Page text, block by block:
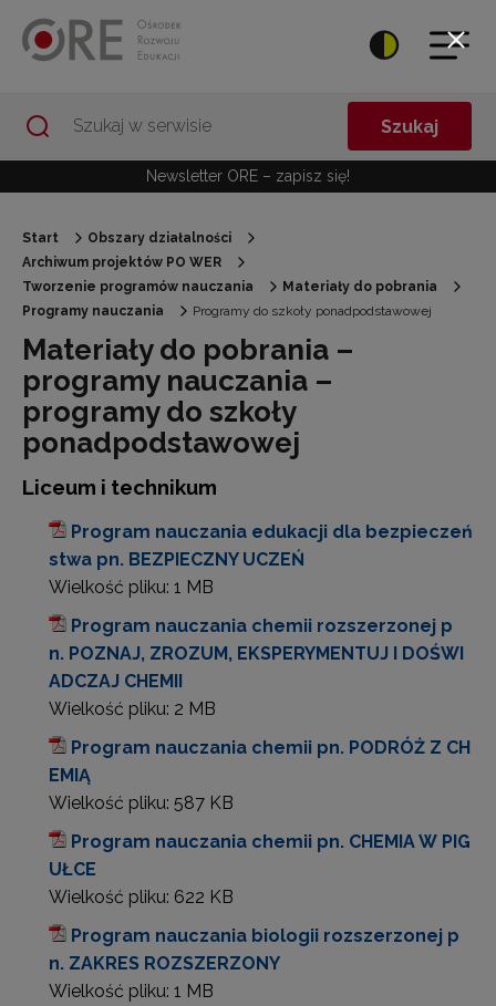
Szukaj
Newsletter ORE – zapisz się!
Start
Obszary działalności
Archiwum projektów PO WER
Tworzenie programów nauczania
Materiały do pobrania
Programy nauczania
Programy do szkoły ponadpodstawowej
Materiały do pobrania –
programy nauczania –
programy do szkoły
ponadpodstawowej
Liceum i technikum
Program nauczania edukacji dla bezpieczeń
stwa pn. BEZPIECZNY UCZEŃ
Wielkość pliku: 1 MB
Program nauczania chemii rozszerzonej p
n. POZNAJ, ZROZUM, EKSPERYMENTUJ I DOŚWI
ADCZAJ CHEMII
Wielkość pliku: 2 MB
Program nauczania chemii pn. PODRÓŻ Z CH
EMIĄ
Wielkość pliku: 587 KB
Program nauczania chemii pn. CHEMIA W PIG
UŁCE
Wielkość pliku: 622 KB
Program nauczania biologii rozszerzonej p
n. ZAKRES ROZSZERZONY
Wielkość pliku: 1 MB